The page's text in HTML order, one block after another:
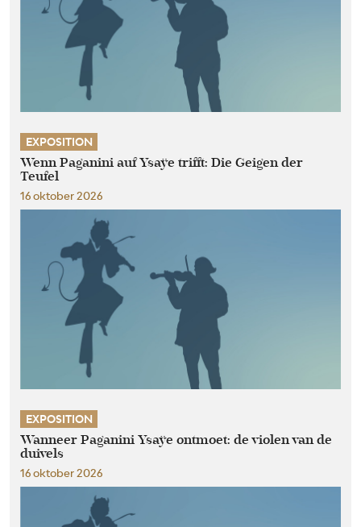
EXPOSITION
Wenn Paganini auf Ysaÿe trifft: Die Geigen der
Teufel
16 oktober 2026
EXPOSITION
Wanneer Paganini Ysaÿe ontmoet: de violen van de
duivels
16 oktober 2026